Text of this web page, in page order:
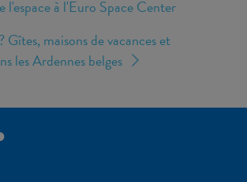
l'espace à l'Euro Space Center
maisons de vacances et
les Ardennes belges